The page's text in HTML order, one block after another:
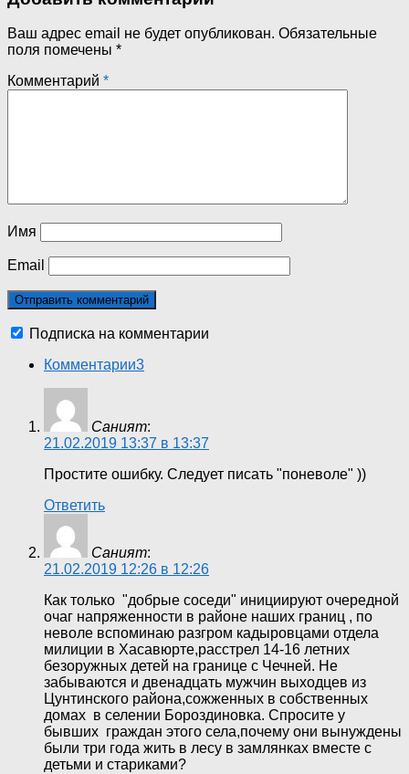
Ваш адрес email не будет опубликован. Обязательные
поля помечены *
Комментарий *
Имя
Email
Подписка на комментарии
Комментарии3
Саният:
21.02.2019 13:37 в 13:37
Простите ошибку. Следует писать "поневоле" ))
Ответить
Саният:
21.02.2019 12:26 в 12:26
Как только "добрые соседи" инициируют очередной
очаг напряженности в районе наших границ , по
неволе вспоминаю разгром кадыровцами отдела
милиции в Хасавюрте,расстрел 14-16 летних
безоружных детей на границе с Чечней. Не
забываются и двенадцать мужчин выходцев из
Цунтинского района,сожженных в собственных
домах в селении Бороздиновка. Спросите у
бывших граждан этого села,почему они вынуждены
были три года жить в лесу в замлянках вместе с
детьми и стариками?